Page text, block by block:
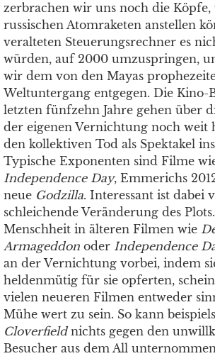
zerbrachen wir uns noch die Köpfe,
russischen Atomraketen anstellen
veralteten Steuerungsrechner es
würden, auf 2000 umzuspringen,
wir dem von den Mayas
Weltuntergang entgegen. Die Kino-
letzten fünfzehn Jahre gehen über
der eigenen Vernichtung noch weit
den kollektiven Tod als Spektakel
Typische Exponenten sind Filme
Independence Day, Emmerichs
neue Godzilla. Interessant ist dabei
schleichende Veränderung des
Menschheit in älteren Filmen wie
Armageddon oder Independence
an der Vernichtung vorbei, indem
heldenmütig für sie opferten,
vielen neueren Filmen entweder
Mühe wert zu sein. So kann
Cloverfieldnichts gegen den
Besucher aus dem All